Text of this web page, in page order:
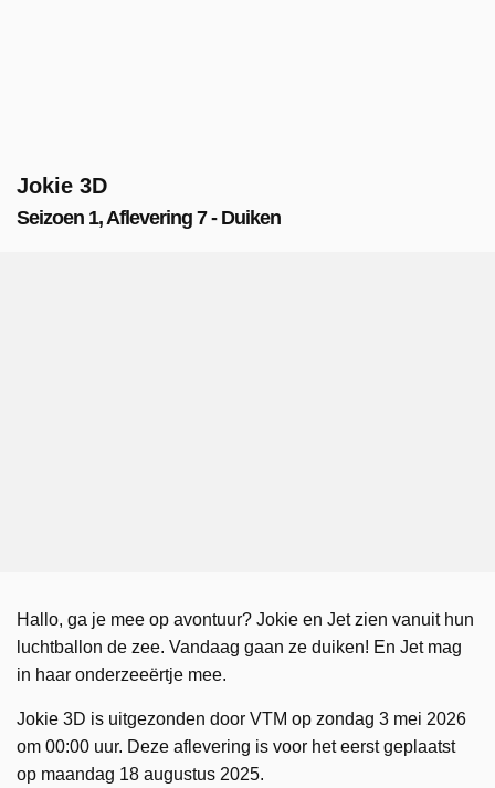
Jokie 3D
Seizoen 1, Aflevering 7 - Duiken
Hallo, ga je mee op avontuur? Jokie en Jet zien vanuit hun
luchtballon de zee. Vandaag gaan ze duiken! En Jet mag
in haar onderzeeërtje mee.
Jokie 3D is uitgezonden door VTM op zondag 3 mei 2026
om 00:00 uur. Deze aflevering is voor het eerst geplaatst
op maandag 18 augustus 2025.